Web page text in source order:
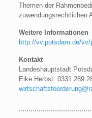
Themen der
zuwendungsrechtlichen
Weitere Informationen
http://vv.potsdam.de/vv/
Kontakt
Landeshauptstadt
Eike Herbst: 0331 289